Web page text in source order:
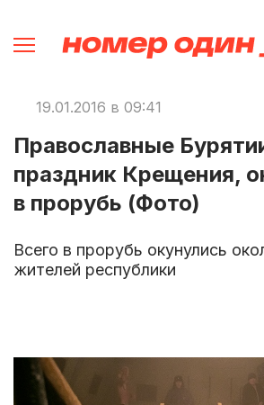
19.01.2016 в 09:41
Православные
праздник Крещения,
в прорубь (Фото)
Всего в прорубь окунулись
жителей республики